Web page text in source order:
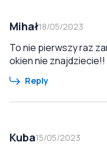
Mihał18/05/2023
To nie pierwszy raz
okien nie znajdziecie!!
Reply
Kuba15/05/2023